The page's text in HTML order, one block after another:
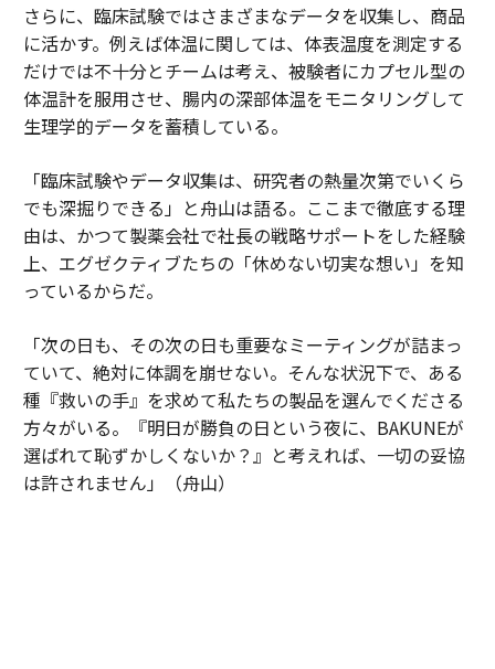
さらに、臨床試験ではさまざまなデータを収集し、商品
に活かす。例えば体温に関しては、体表温度を測定する
だけでは不十分とチームは考え、被験者にカプセル型の
体温計を服用させ、腸内の深部体温をモニタリングして
生理学的データを蓄積している。
「臨床試験やデータ収集は、研究者の熱量次第でいくら
でも深掘りできる」と舟山は語る。ここまで徹底する理
由は、かつて製薬会社で社長の戦略サポートをした経験
上、エグゼクティブたちの「休めない切実な想い」を知
っているからだ。
「次の日も、その次の日も重要なミーティングが詰まっ
ていて、絶対に体調を崩せない。そんな状況下で、ある
種『救いの手』を求めて私たちの製品を選んでくださる
方々がいる。『明日が勝負の日という夜に、BAKUNEが
選ばれて恥ずかしくないか？』と考えれば、一切の妥協
は許されません」（舟山）